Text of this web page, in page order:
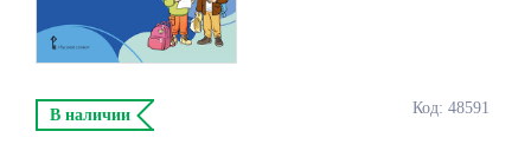
Код: 48591
В наличии